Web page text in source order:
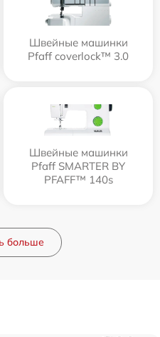
Швейные машинки
Pfaff coverlock™ 3.0
Швейные машинки
Pfaff SMARTER BY
PFAFF™ 140s
больше